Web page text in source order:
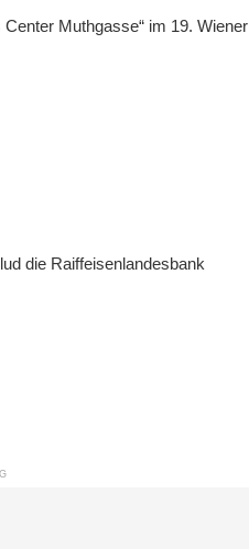
Muthgasse“ im 19. Wiener
die Raiffeisenlandesbank